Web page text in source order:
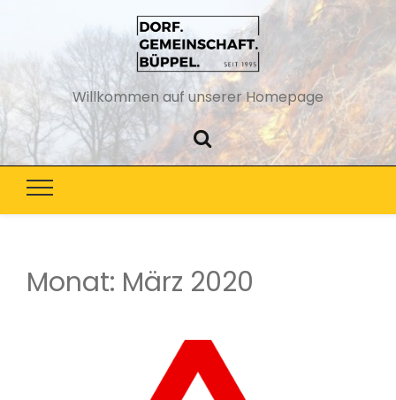
Willkommen auf unserer Homepage
Monat: März 2020